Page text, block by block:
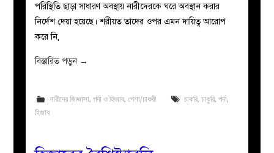
পরিস্থিতি ছাড়া সাধারণ অবস্থায় নারীদেরকে ঘরে অবস্থান করার
নির্দেশ দেয়া হয়েছে। শরীয়ত তাদের ওপর এমন দায়িত্ব আরোপ
করে নি,
বিস্তারিত পড়ুন →
নারীদের জিজ্ঞাসা, পর্দা ও হিজাব, পেশা/চাকরী চাকরি, চাকুরি, পর্দা,
হিজাব